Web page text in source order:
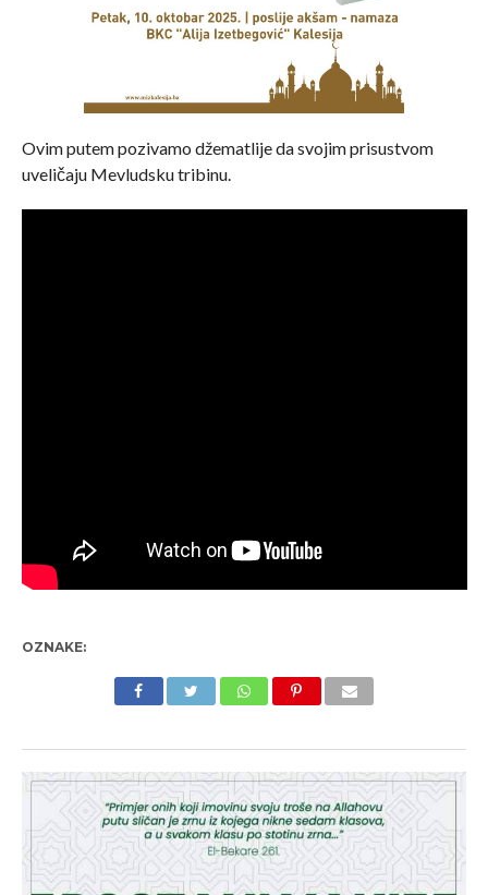
Ovim putem pozivamo džematlije da svojim prisustvom
uveličaju Mevludsku tribinu.
OZNAKE: